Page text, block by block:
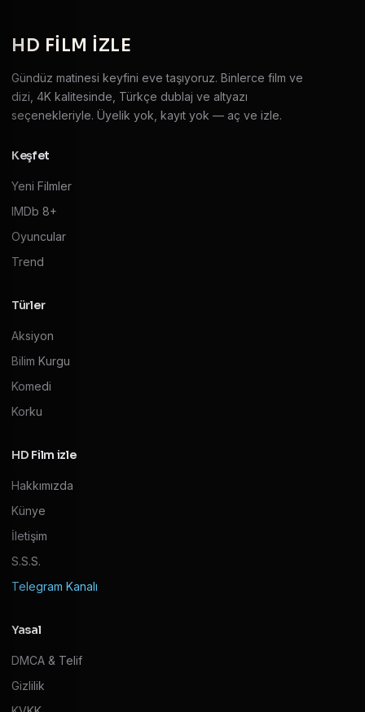
HD FILM IZLE
Gündüz matinesi keyfini eve taşıyoruz. Binlerce film ve
dizi, 4K kalitesinde, Türkçe dublaj ve altyazı
seçenekleriyle. Üyelik yok, kayıt yok — aç ve izle.
Keşfet
Yeni Filmler
IMDb 8+
Oyuncular
Trend
Türler
Aksiyon
Bilim Kurgu
Komedi
Korku
HD Film izle
Hakkımızda
Künye
İletişim
S.S.S.
Telegram Kanalı
Yasal
DMCA & Telif
Gizlilik